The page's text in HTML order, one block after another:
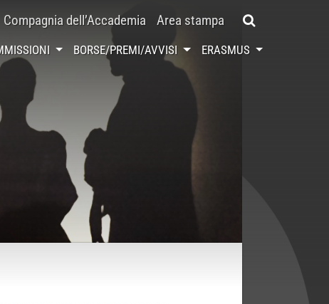
Compagnia dell’Accademia Area stampa
BORSE/PREMI/AVVISI ERASMUS